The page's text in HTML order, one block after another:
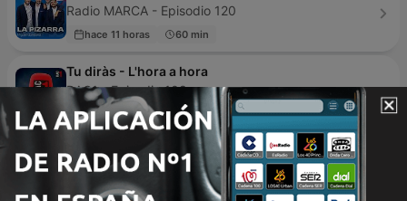
Radio MARCA - Episodio 120
hace 11 horas 60 min
Tu diràs - L'hora a hora
RAC1 - Episodio 108
ayer 60 min
DESPIERTA San Francisco con David Sánchez
Radio MARCA - Episodio 100
hace 6 días